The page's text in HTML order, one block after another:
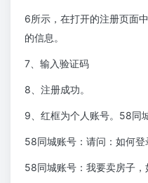
6所示，在打开的注册页面
的信息。
7、输入验证码
8、注册成功。
9、红框为个人账号。58同
58同城账号：请问：如何登
58同城账号：我要卖房子，